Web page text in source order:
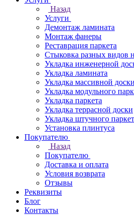
Назад
Услуги
Демонтаж ламината
Монтаж фанеры
Реставрация паркета
Стыковка разных видов
Укладка инженерной
Укладка ламината
Укладка массивной доски
Укладка модульного
Укладка паркета
Укладка террасной доски
Укладка штучного
Установка плинтуса
Покупателю
Назад
Покупателю
Доставка и оплата
Условия возврата
Отзывы
Реквизиты
Блог
Контакты